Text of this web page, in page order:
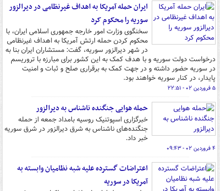
ایران حمله آمریکا به اهداف غیرنظامی در دیرالزور
سوریه را محکوم کرد
سخنگوی وزارت امور خارجه جمهوری اسلامی ایران، با
محکوم کردن حمله ارتش آمریکا به اهداف غیرنظامی
در شهر دیرالزور سوریه، گفت: مستشاران ایران بنا به
درخواست دولت سوریه و با هدف کمک به این کشور برای مبارزه با تروریسم
در سوریه حضور داشته و در جهت کمک به برقراری صلح و ثبات و امنیت
پایدار، در کنار سوریه خواهند بود.
۵ فروردین ۰۲ - ۲۲:۵۱
حمله هوایی جنگنده ناشناس به دیرالزور
خبرگزاری اسپوتنیک روسیه بامداد جمعه از حمله
جنگنده‌های ناشناس به شرق دیرالزور در شرق سوریه
خبر داد.
۴ فروردین ۰۲ - ۰۹:۴۳
اعتراضات گسترده علیه شبه نظامیان وابسته به
آمریکا در سوریه